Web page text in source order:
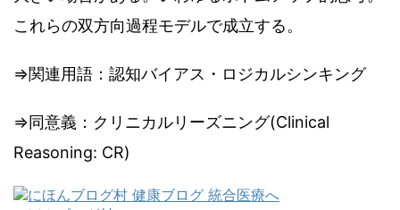
これらの双方向過程モデルで成立する。
⇒関連用語：認知バイアス・ロジカルシンキング
⇒同意義：クリニカルリーズニング(Clinical
Reasoning: CR)